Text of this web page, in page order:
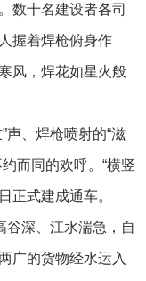
数十名建设者各司
握着焊枪俯身作
风，焊花如星火般
声、焊枪喷射的“滋
而同的欢呼。“横竖
正式建成通车。
谷深、江水湍急，自
广的货物经水运入